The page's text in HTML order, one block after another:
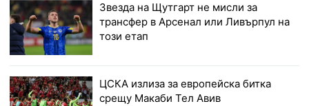
Звезда на Щутгарт не мисли за
трансфер в Арсенал или Ливърпул на
този етап
ЦСКА излиза за европейска битка
срещу Макаби Тел Авив